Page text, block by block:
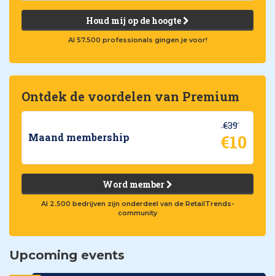
Houd mij op de hoogte
Al 57.500 professionals gingen je voor!
Ontdek de voordelen van Premium
Maand membership
€39
€10
Word member
Al 2.500 bedrijven zijn onderdeel van de RetailTrends-
community
Upcoming events